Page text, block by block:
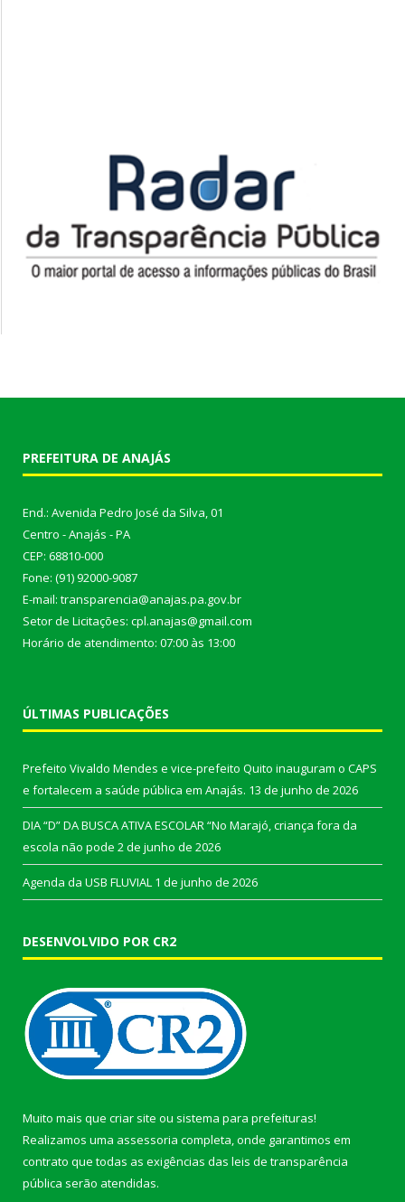
PREFEITURA DE ANAJÁS
End.: Avenida Pedro José da Silva, 01
Centro - Anajás - PA
CEP: 68810-000
Fone: (91) 92000-9087
E-mail: transparencia@anajas.pa.gov.br
Setor de Licitações: cpl.anajas@gmail.com
Horário de atendimento: 07:00 às 13:00
ÚLTIMAS PUBLICAÇÕES
Prefeito Vivaldo Mendes e vice-prefeito Quito inauguram o CAPS
e fortalecem a saúde pública em Anajás. 13 de junho de 2026
DIA “D” DA BUSCA ATIVA ESCOLAR “No Marajó, criança fora da
escola não pode 2 de junho de 2026
Agenda da USB FLUVIAL 1 de junho de 2026
DESENVOLVIDO POR CR2
Muito mais que criar site ou sistema para prefeituras!
Realizamos uma assessoria completa, onde garantimos em
contrato que todas as exigências das leis de transparência
pública serão atendidas.